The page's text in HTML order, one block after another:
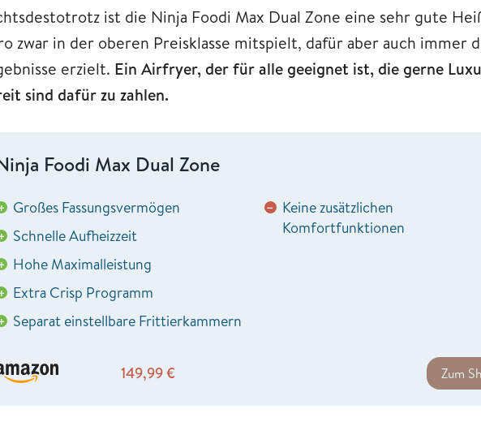
ist die Ninja Foodi Max Dual Zone eine sehr gute
zwar in der oberen Preisklasse mitspielt, dafür aber auch immer
erzielt. Ein Airfryer, der für alle geeignet ist, die gerne
sind dafür zu zahlen.
Foodi Max Dual Zone
Großes Fassungsvermögen
Schnelle Aufheizzeit
Hohe Maximalleistung
Extra Crisp Programm
Separat einstellbare Frittierkammern
− Keine zusätzlichen
Komfortfunktionen
149,99€ Zum